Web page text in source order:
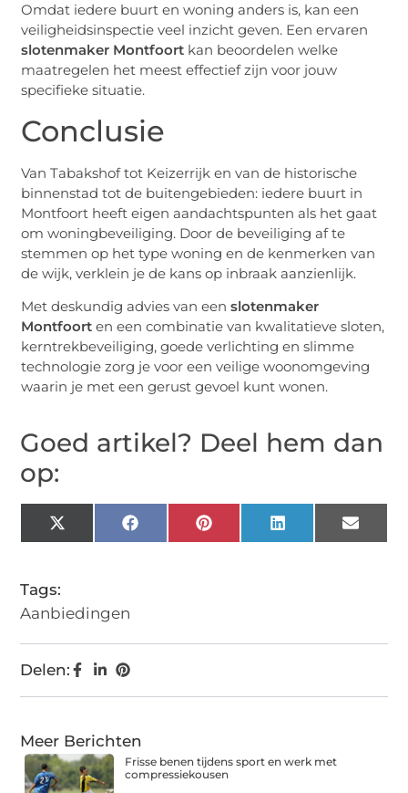
Omdat iedere buurt en woning anders is, kan een
veiligheidsinspectie veel inzicht geven. Een ervaren
slotenmaker Montfoort kan beoordelen welke
maatregelen het meest effectief zijn voor jouw
specifieke situatie.
Conclusie
Van Tabakshof tot Keizerrijk en van de historische
binnenstad tot de buitengebieden: iedere buurt in
Montfoort heeft eigen aandachtspunten als het gaat
om woningbeveiliging. Door de beveiliging af te
stemmen op het type woning en de kenmerken van
de wijk, verklein je de kans op inbraak aanzienlijk.
Met deskundig advies van eenslotenmaker
Montfoort en een combinatie van kwalitatieve sloten,
kerntrekbeveiliging, goede verlichting en slimme
technologie zorg je voor een veilige woonomgeving
waarin je met een gerust gevoel kunt wonen.
Goed artikel? Deel hem dan
op:
X
(Twitter)
FacebookPinterestLinkedIn Email
Tags:
Aanbiedingen
Delen:
Meer Berichten
Frisse benen tijdens sport en werk met
compressiekousen